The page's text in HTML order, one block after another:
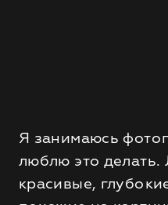
Я занимаюсь
люблю это делать.
красивые,